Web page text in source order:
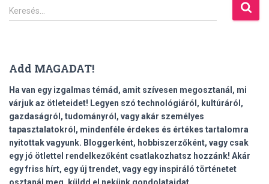
K
e
é
s
Keresés…
Add MAGADAT!
Ha van egy izgalmas témád, amit szívesen megosztanál, mi
várjuk az ötleteidet! Legyen szó technológiáról, kultúráról,
gazdaságról, tudományról, vagy akár személyes
tapasztalatokról, mindenféle érdekes és értékes tartalomra
nyitottak vagyunk. Bloggerként, hobbiszerzőként, vagy csak
egy jó ötlettel rendelkezőként csatlakozhatsz hozzánk! Akár
egy friss hírt, egy új trendet, vagy egy inspiráló történetet
osztanál meg, küldd el nekünk gondolataidat